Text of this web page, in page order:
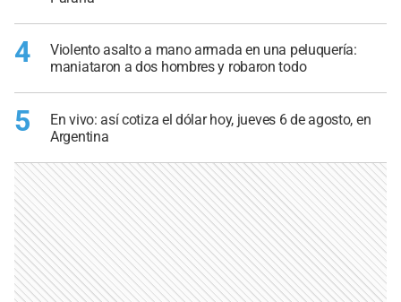
4
Violento asalto a mano armada en una peluquería:
maniataron a dos hombres y robaron todo
5
En vivo: así cotiza el dólar hoy, jueves 6 de agosto, en
Argentina